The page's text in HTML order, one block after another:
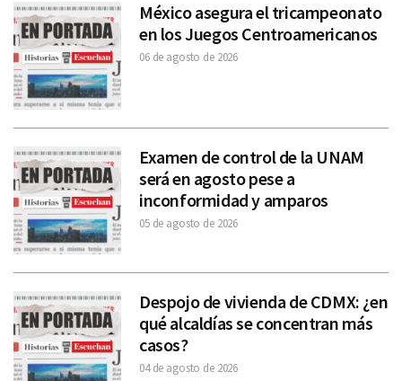
México asegura el tricampeonato
en los Juegos Centroamericanos
06 de agosto de 2026
Examen de control de la UNAM
será en agosto pese a
inconformidad y amparos
05 de agosto de 2026
Despojo de vivienda de CDMX: ¿en
qué alcaldías se concentran más
casos?
04 de agosto de 2026